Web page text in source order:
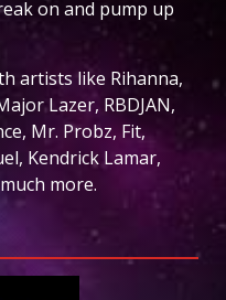
on and pump up
artists like Rihanna,
Lazer, RBDJAN,
Mr. Probz, Fit,
Kendrick Lamar,
more.